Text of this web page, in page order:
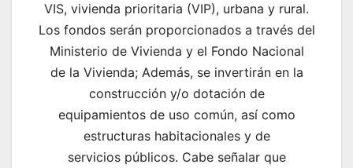
VIS, vivienda prioritaria (VIP), urbana y rural.
Los fondos serán proporcionados a través del
Ministerio de Vivienda y el Fondo Nacional
de la Vivienda; Además, se invertirán en la
construcción y/o dotación de
equipamientos de uso común, así como
estructuras habitacionales y de
servicios públicos. Cabe señalar que